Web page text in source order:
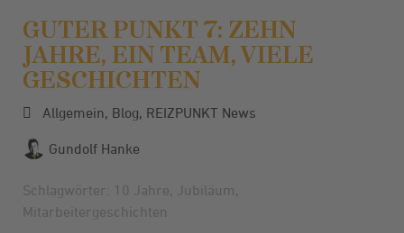
GUTER PUNKT 7: ZEHN
JAHRE, EIN TEAM, VIELE
GESCHICHTEN
Allgemein Blog REIZPUNKT News
Gundolf Hanke
Schlagwörter: 10 Jahre Jubiläum
Mitarbeitergeschichten